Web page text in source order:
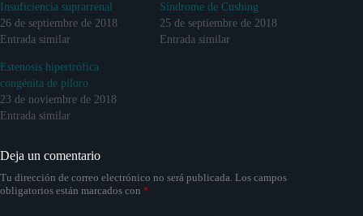
Insuficiencia suprarrenal
26 de septiembre de 2018
Entrada similar
Síndrome de Cushing
25 de septiembre de 2018
Entrada similar
Estenosis hipertrófica
congénita de píloro
23 de noviembre de 2018
Entrada similar
Deja un comentario
Tu dirección de correo electrónico no será publicada. Los campos
obligatorios están marcados con *